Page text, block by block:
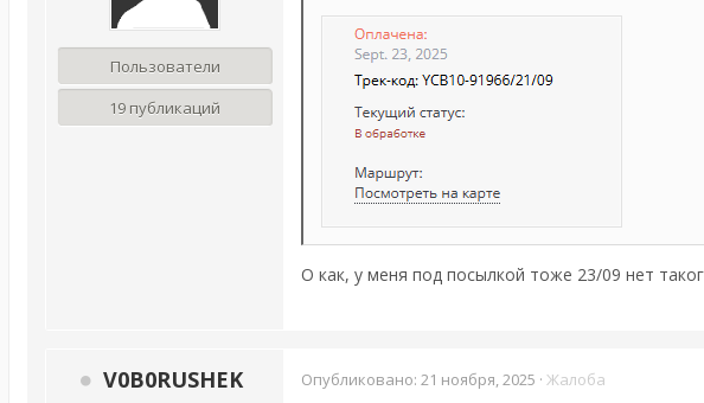
Пользователи
19 публикаций
О как, у меня под посылкой тоже 23/09 нет
V0B0RUSHEK Опубликовано: 21 ноября, 2025 · Жалоба